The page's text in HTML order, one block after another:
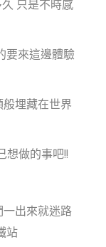
只是不時感
要來這邊體驗
埋藏在世界
想做的事吧!!
出來就迷路
站